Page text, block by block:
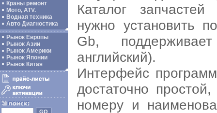
Краны ремонт
Мото, ATV.
Водная техника
Авто Диагностика
Рынок Европы
Рынок Азии
Рынок Америки
Рынок Японии
Рынок Китая
Каталог
нужно установить
Gb,
английский).
Интерфейс
достаточно
номеру и